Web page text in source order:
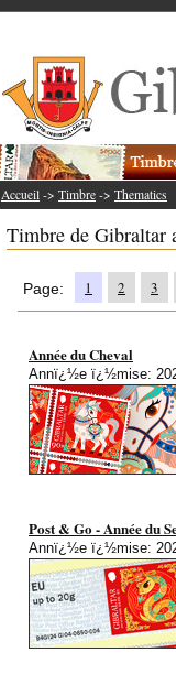
Accueil -> Timbre -> Thematics
Timbre de Gibraltar
Page: 1 2 3
Année du Cheval
Annï¿½e ï¿½mise:
Post & Go - Année du
Annï¿½e ï¿½mise: